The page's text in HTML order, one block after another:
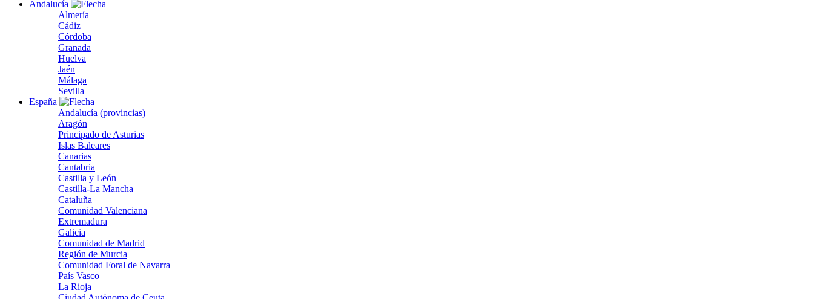
Andalucía
Almería
Cádiz
Córdoba
Granada
Huelva
Jaén
Málaga
Sevilla
España
Andalucía (provincias)
Aragón
Principado de Asturias
Islas Baleares
Canarias
Cantabria
Castilla y León
Castilla-La Mancha
Cataluña
Comunidad Valenciana
Extremadura
Galicia
Comunidad de Madrid
Región de Murcia
Comunidad Foral de Navarra
País Vasco
La Rioja